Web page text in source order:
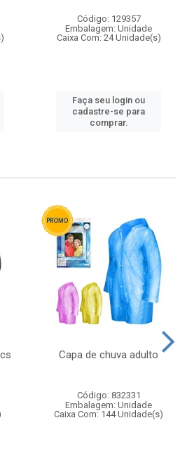
Código: 129357
Embalagem: Unidade
Caixa Com: 24 Unidade(s)
Faça seu login ou
cadastre-se para
comprar.
Capa de chuva adulto
Código: 832331
Embalagem: Unidade
Caixa Com: 144 Unidade(s)